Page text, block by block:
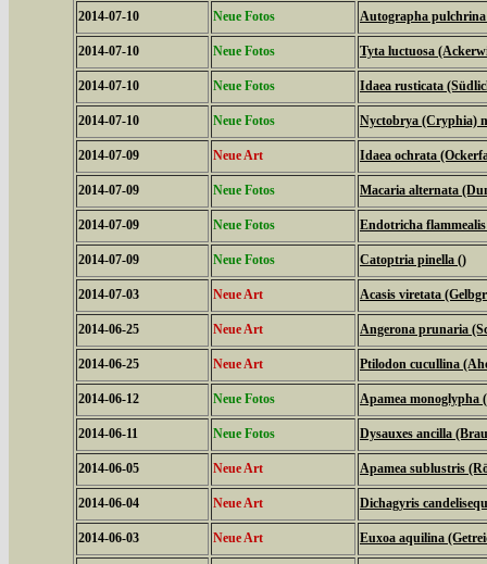
2014-07-10 Neue Fotos Autographa pulchrina
2014-07-10 Neue Fotos Tyta luctuosa
2014-07-10 Neue Fotos Idaea rusticata
2014-07-10 Neue Fotos Nyctobrya (Cryphia)
2014-07-09 Neue Art Idaea ochrata
2014-07-09 Neue Fotos Macaria alternata
2014-07-09 Neue Fotos Endotricha
2014-07-09 Neue Fotos Catoptria pinella ()
2014-07-03 Neue Art Acasis viretata
2014-06-25 Neue Art Angerona prunaria
2014-06-25 Neue Art Ptilodon cucullina
2014-06-12 Neue Fotos Apamea monoglypha
2014-06-11 Neue Fotos Dysauxes ancilla
2014-06-05 Neue Art Apamea sublustris
2014-06-04 Neue Art Dichagyris
2014-06-03 Neue Art Euxoa aquilina